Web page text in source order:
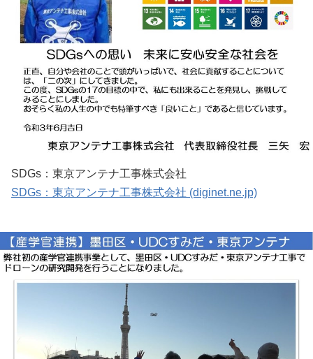
SDGs：東京アンテナ工事株式会社
SDGs：東京アンテナ工事株式会社 (diginet.ne.jp)